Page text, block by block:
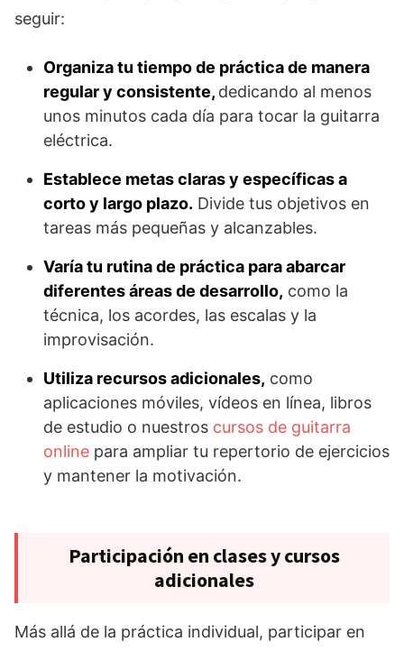
seguir:
Organiza tu tiempo de práctica de manera
regular y consistente, dedicando al menos
unos minutos cada día para tocar la guitarra
eléctrica.
Establece metas claras y específicas a
corto y largo plazo. Divide tus objetivos en
tareas más pequeñas y alcanzables.
Varía tu rutina de práctica para abarcar
diferentes áreas de desarrollo, como la
técnica, los acordes, las escalas y la
improvisación.
Utiliza recursos adicionales, como
aplicaciones móviles, vídeos en línea, libros
de estudio o nuestros cursos de guitarra
online para ampliar tu repertorio de ejercicios
y mantener la motivación.
Participación en clases y cursos
adicionales
Más allá de la práctica individual, participar en